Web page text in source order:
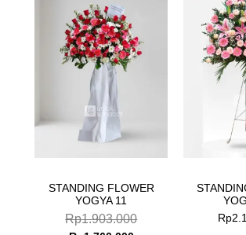
STANDING FLOWER
YOGYA 11
Rp1.903.000
Rp1.903.000.
Rp1.760.000.
Rp